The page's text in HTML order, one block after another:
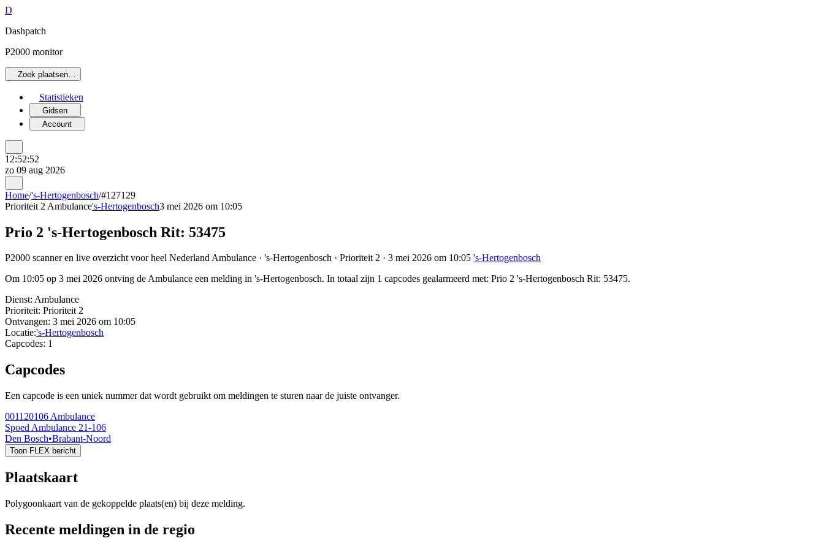
D
Dashpatch
P2000 monitor
Zoek plaatsen…
Statistieken
Gidsen
Account
12:52:52
zo 09 aug 2026
Home/'s-Hertogenbosch/#127129
Prioriteit 2 Ambulance's-Hertogenbosch3 mei 2026 om 10:05
Prio 2 's-Hertogenbosch Rit: 53475
P2000 scanner en live overzicht voor heel Nederland Ambulance · 's-Hertogenbosch · Prioriteit 2 · 3 mei 2026 om 10:05 's-Hertogenbosch
Om 10:05 op 3 mei 2026 ontving de Ambulance een melding in 's-Hertogenbosch. In totaal zijn 1 capcodes gealarmeerd met: Prio 2 's-Hertogenbosch Rit: 53475.
Dienst: Ambulance
Prioriteit: Prioriteit 2
Ontvangen: 3 mei 2026 om 10:05
Locatie:'s-Hertogenbosch
Capcodes: 1
Capcodes
Een capcode is een uniek nummer dat wordt gebruikt om meldingen te sturen naar de juiste ontvanger.
001120106 Ambulance
Spoed Ambulance 21-106
Den Bosch•Brabant-Noord
Toon FLEX bericht
Plaatskaart
Polygoonkaart van de gekoppelde plaats(en) bij deze melding.
Recente meldingen in de regio